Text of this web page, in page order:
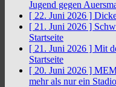
Jugend gegen
[ 22. Juni 2026 ]
[ 21. Juni 2026 ]
Startseite
[ 21. Juni 2026 ] Mit
Startseite
[ 20. Juni 2026 ]
mehr als nur ein